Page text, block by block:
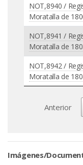
NOT,8940 /
Moratalla de
NOT,8941 /
Moratalla de
NOT,8942 /
Moratalla de
Anterior
Imágenes/